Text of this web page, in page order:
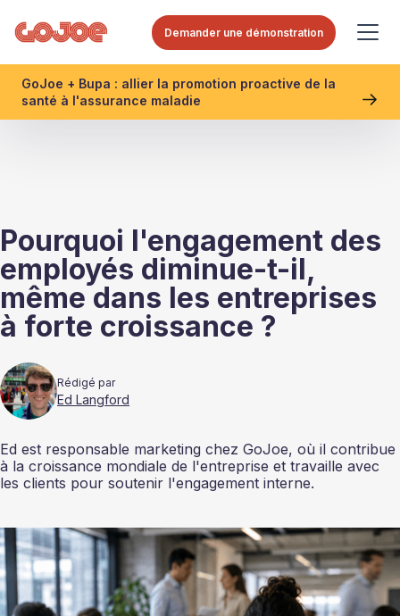
Demander une démonstration
GoJoe + Bupa : allier la promotion proactive de la
santé à l'assurance maladie
Pourquoi l'engagement des
employés diminue-t-il,
même dans les entreprises
à forte croissance ?
Rédigé par
Ed Langford
Ed est responsable marketing chez GoJoe, où il contribue
à la croissance mondiale de l'entreprise et travaille avec
les clients pour soutenir l'engagement interne.